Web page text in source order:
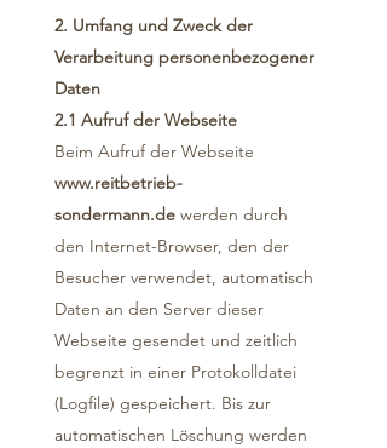
2. Umfang und Zweck der
Verarbeitung personenbezogener
Daten
2.1 Aufruf der Webseite
Beim Aufruf der Webseite
www.reitbetrieb-
sondermann.de werden durch
den Internet-Browser, den der
Besucher verwendet, automatisch
Daten an den Server dieser
Webseite gesendet und zeitlich
begrenzt in einer Protokolldatei
(Logfile) gespeichert. Bis zur
automatischen Löschung werden